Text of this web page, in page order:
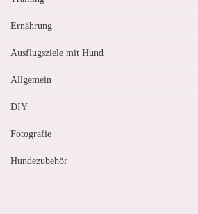
Ernährung
Ausflugsziele mit Hund
Allgemein
DIY
Fotografie
Hundezubehör